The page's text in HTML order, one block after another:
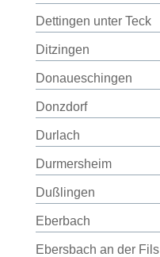
Dettingen unter Teck
Ditzingen
Donaueschingen
Donzdorf
Durlach
Durmersheim
Dußlingen
Eberbach
Ebersbach an der Fils